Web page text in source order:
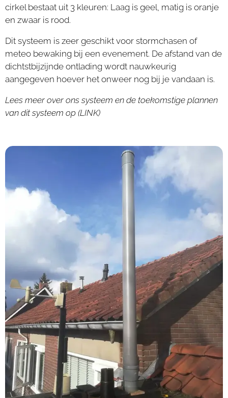
cirkel bestaat uit 3 kleuren: Laag is geel, matig is oranje
en zwaar is rood.
Dit systeem is zeer geschikt voor stormchasen of
meteo bewaking bij een evenement. De afstand van de
dichtstbijzijnde ontlading wordt nauwkeurig
aangegeven hoever het onweer nog bij je vandaan is.
Lees meer over ons systeem en de toekomstige plannen
van dit systeem op (LINK)